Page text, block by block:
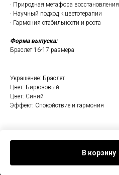
В корзину
· Природная метафора восстановления
· Научный подход к цветотерапии
· Гармония стабильности и роста
Форма выпуска:
Браслет 16-17 размера
Украшение: Браслет
Цвет: Бирюзовый
Цвет: Синий
Эффект: Спокойствие и гармония
Made on